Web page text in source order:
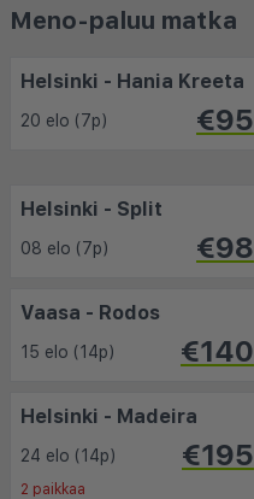
Meno-paluu matka
Helsinki - Hania Kreeta
20 elo (7p) €95
Helsinki - Split
08 elo (7p) €98
Vaasa - Rodos
15 elo (14p) €140
Helsinki - Madeira
24 elo (14p) €195
2 paikkaa